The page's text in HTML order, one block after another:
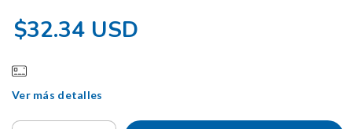
$32.34 USD
Ver más detalles